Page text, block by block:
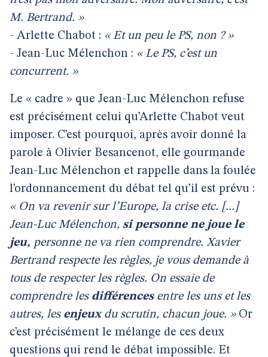
M. Bertrand. »
- Arlette Chabot : « Et un peu le PS, non ? »
- Jean-Luc Mélenchon : « Le PS, c’est un
concurrent. »
Le « cadre » que Jean-Luc Mélenchon refuse
est précisément celui qu’Arlette Chabot veut
imposer. C’est pourquoi, après avoir donné la
parole à Olivier Besancenot, elle gourmande
Jean-Luc Mélenchon et rappelle dans la foulée
l’ordonnancement du débat tel qu’il est prévu :
« On va revenir sur l’Europe, la crise etc. [...]
Jean-Luc Mélenchon, si personne ne joue le
jeu, personne ne va rien comprendre. Xavier
Bertrand respecte les règles, je vous demande à
tous de respecter les règles. On essaie de
comprendre les différences entre les uns et les
autres, les enjeux du scrutin, chacun joue. »Or
c’est précisément le mélange de ces deux
questions qui rend le débat impossible. Et